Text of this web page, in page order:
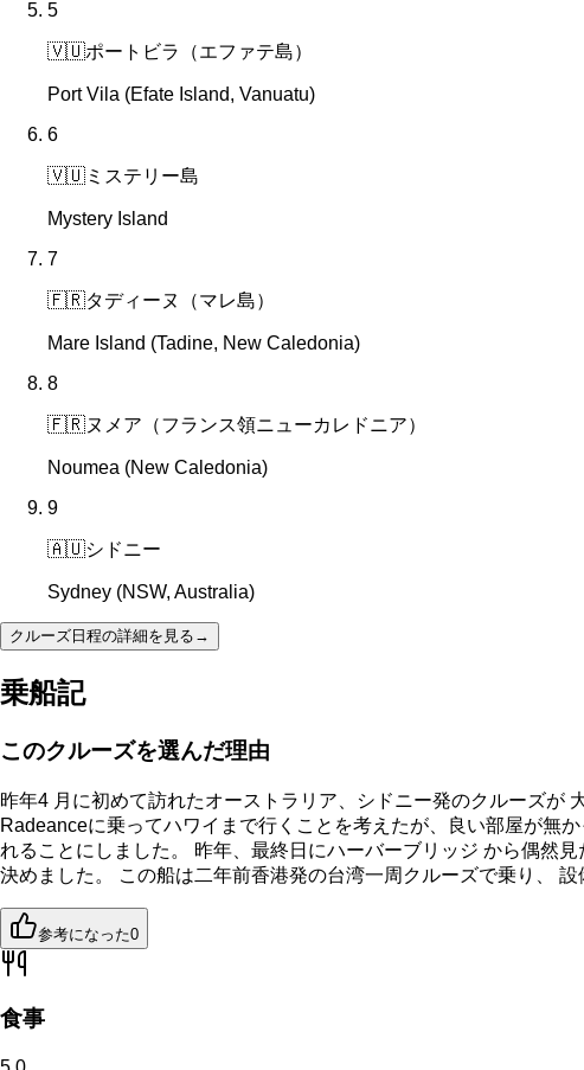
5
🇻🇺ポートビラ（エファテ島）
Port Vila (Efate Island, Vanuatu)
6
🇻🇺 ミステリー島
Mystery Island
7
🇫🇷タディーヌ（マレ島）
Mare Island (Tadine, New Caledonia)
8
🇫🇷ヌメア（フランス領ニューカレドニア）
Noumea (New Caledonia)
9
🇦🇺シドニー
Sydney (NSW, Australia)
クルーズ日程の詳細を見る →
乗船記
このクルーズを選んだ理由
昨年4 月に初めて訪れたオーストラリア、シドニー発のクルーズが
Radeanceに乗ってハワイまで行くことを考えたが、良い部屋が無
れることにしました。 昨年、最終日にハーバーブリッジ から偶然
決めました。 この船は二年前香港発の台湾一周クルーズで乗り、
参考になった0
食事